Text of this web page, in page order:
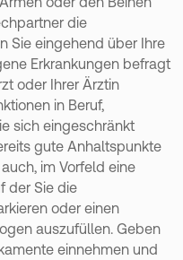
die
Sie eingehend über Ihre
Erkrankungen befragt
oder Ihrer Ärztin
in Beruf,
sich eingeschränkt
gute Anhaltspunkte
im Vorfeld eine
der Sie die
oder einen
auszufüllen. Geben
einnehmen und